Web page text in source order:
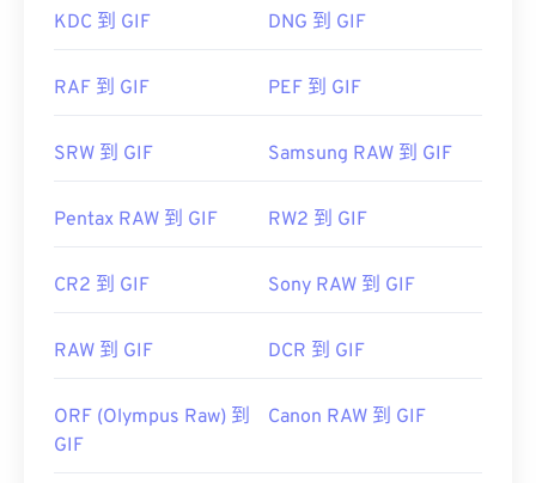
target="_blank" style="background-color: rgb(255,
imaging.sony.co.jp/www/disoft/int/idc/intro/raw.html
href="https://www.roxio.com/en/products/creator/pro/
target="_blank">NXT Pro
KDC 到 GIF DNG 到 GIF
RAF 到 GIF PEF 到 GIF
SRW 到 GIF Samsung RAW 到 GIF
Pentax RAW 到 GIF RW2 到 GIF
CR2 到 GIF Sony RAW 到 GIF
RAW 到 GIF DCR 到 GIF
ORF (Olympus Raw) 到
GIF
Canon RAW 到 GIF